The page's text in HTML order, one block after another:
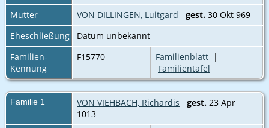
Mutter
VON DILLINGEN, Luitgard gest. 30 Okt 969
Eheschließung
Datum unbekannt
Familien-
Kennung
F15770 Familienblatt |
Familientafel
Familie 1 VON VIEHBACH, Richardis gest. 23 Apr
1013